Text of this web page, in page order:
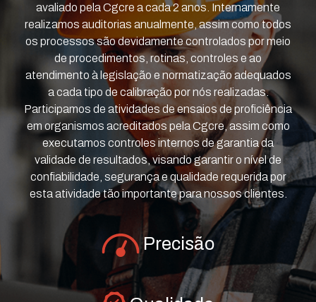
avaliado pela Cgcre a cada 2 anos. Internamente
realizamos auditorias anualmente, assim como todos
os processos são devidamente controlados por meio
de procedimentos, rotinas, controles e ao
atendimento à legislação e normatização adequados
a cada tipo de calibração por nós realizadas.
Participamos de atividades de ensaios de proficiência
em organismos acreditados pela Cgcre, assim como
executamos controles internos de garantia da
validade de resultados, visando garantir o nível de
confiabilidade, segurança e qualidade requerida por
esta atividade tão importante para nossos clientes.
Precisão